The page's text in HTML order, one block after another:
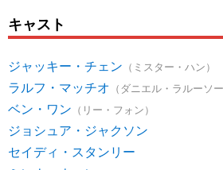
キャスト
ジャッキー・チェン （ミスター・ハン）
ラルフ・マッチオ （ダニエル・ラルーソー
ベン・ワン （リー・フォン）
ジョシュア・ジャクソン
セイディ・スタンリー